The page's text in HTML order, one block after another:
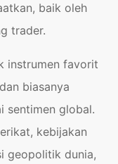
baik oleh
trader.
instrumen favorit
biasanya
sentimen global.
kebijakan
geopolitik dunia,